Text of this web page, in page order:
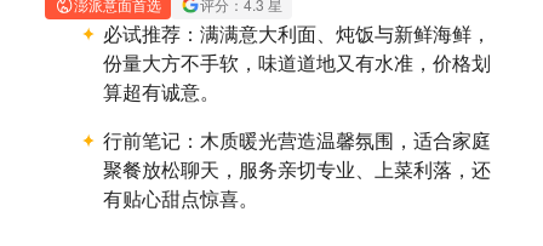
澎派意面首选 评分：4.3 星
必试推荐： 满满意大利面、炖饭与新鲜海鲜，
份量大方不手软，味道道地又有水准，价格划
算超有诚意。
行前笔记： 木质暖光营造温馨氛围，适合家庭
聚餐放松聊天，服务亲切专业、上菜利落，还
有贴心甜点惊喜。